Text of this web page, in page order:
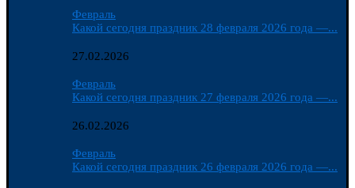
Февраль
Какой сегодня праздник 28 февраля 2026 года —...
27.02.2026
Февраль
Какой сегодня праздник 27 февраля 2026 года —...
26.02.2026
Февраль
Какой сегодня праздник 26 февраля 2026 года —...